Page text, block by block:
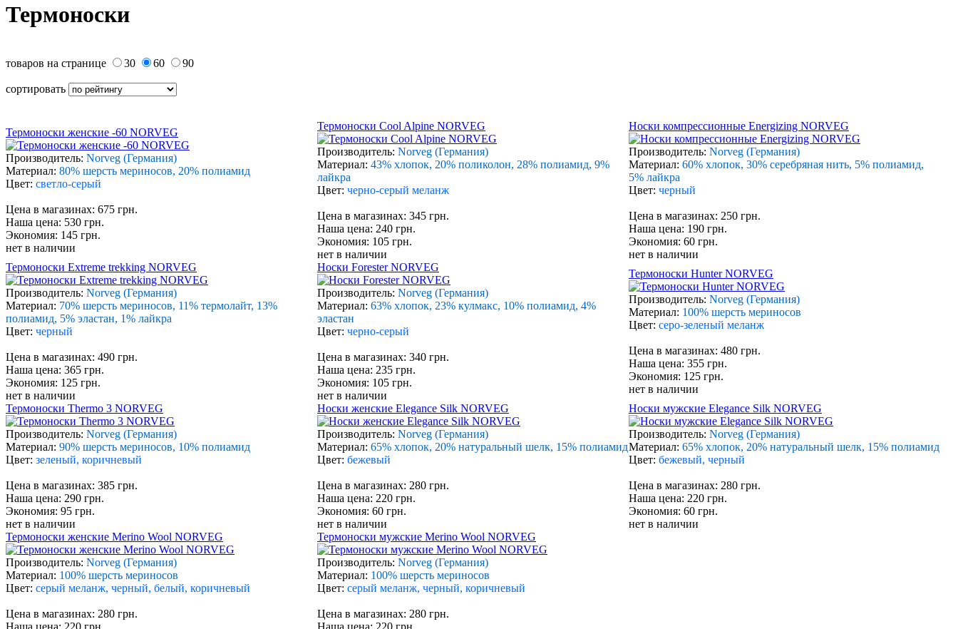
Термоноски
товаров на странице 30 60 90
сортировать
Термоноски женские -60 NORVEG
Производитель: Norveg (Германия)
Материал: 80% шерсть мериносов, 20% полиамид
Цвет: светло-серый
Цена в магазинах: 675 грн.
Наша цена: 530 грн.
Экономия: 145 грн.
нет в наличии
Термоноски Cool Alpine NORVEG
Производитель: Norveg (Германия)
Материал: 43% хлопок, 20% поликолон, 28% полиамид, 9%
лайкра
Цвет: черно-серый меланж
Цена в магазинах: 345 грн.
Наша цена: 240 грн.
Экономия: 105 грн.
нет в наличии
Носки компрессионные Energizing NORVEG
Производитель: Norveg (Германия)
Материал: 60% хлопок, 30% серебряная нить, 5% полиамид,
5% лайкра
Цвет: черный
Цена в магазинах: 250 грн.
Наша цена: 190 грн.
Экономия: 60 грн.
нет в наличии
Термоноски Extreme trekking NORVEG
Производитель: Norveg (Германия)
Материал: 70% шерсть мериносов, 11% термолайт, 13%
полиамид, 5% эластан, 1% лайкра
Цвет: черный
Цена в магазинах: 490 грн.
Наша цена: 365 грн.
Экономия: 125 грн.
нет в наличии
Носки Forester NORVEG
Производитель: Norveg (Германия)
Материал: 63% хлопок, 23% кулмакс, 10% полиамид, 4%
эластан
Цвет: черно-серый
Цена в магазинах: 340 грн.
Наша цена: 235 грн.
Экономия: 105 грн.
нет в наличии
Термоноски Hunter NORVEG
Производитель: Norveg (Германия)
Материал: 100% шерсть мериносов
Цвет: серо-зеленый меланж
Цена в магазинах: 480 грн.
Наша цена: 355 грн.
Экономия: 125 грн.
нет в наличии
Термоноски Thermo 3 NORVEG
Производитель: Norveg (Германия)
Материал: 90% шерсть мериносов, 10% полиамид
Цвет: зеленый, коричневый
Цена в магазинах: 385 грн.
Наша цена: 290 грн.
Экономия: 95 грн.
нет в наличии
Носки женские Elegance Silk NORVEG
Производитель: Norveg (Германия)
Материал: 65% хлопок, 20% натуральный шелк, 15% полиамид
Цвет: бежевый
Цена в магазинах: 280 грн.
Наша цена: 220 грн.
Экономия: 60 грн.
нет в наличии
Носки мужские Elegance Silk NORVEG
Производитель: Norveg (Германия)
Материал: 65% хлопок, 20% натуральный шелк, 15% полиамид
Цвет: бежевый, черный
Цена в магазинах: 280 грн.
Наша цена: 220 грн.
Экономия: 60 грн.
нет в наличии
Термоноски женские Merino Wool NORVEG
Производитель: Norveg (Германия)
Материал: 100% шерсть мериносов
Цвет: серый меланж, черный, белый, коричневый
Цена в магазинах: 280 грн.
Термоноски мужские Merino Wool NORVEG
Производитель: Norveg (Германия)
Материал: 100% шерсть мериносов
Цвет: серый меланж, черный, коричневый
Цена в магазинах: 280 грн.